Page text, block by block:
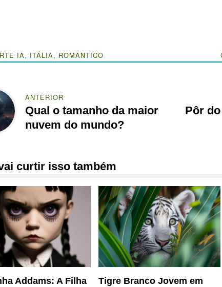
IA, ITÁLIA, ROMÂNTICO
ANTERIOR
Qual o tamanho da maior
nuvem do mundo?
Pôr
curtir isso também
Addams: A Filha
Tigre Branco Jovem em